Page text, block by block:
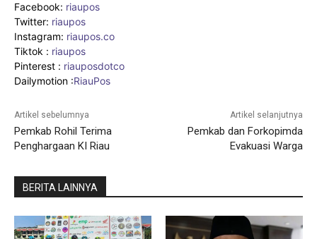
Facebook: riaupos
Twitter: riaupos
Instagram: riaupos.co
Tiktok : riaupos
Pinterest : riauposdotco
Dailymotion :RiauPos
Artikel sebelumnya
Pemkab Rohil Terima
Penghargaan KI Riau
Artikel selanjutnya
Pemkab dan Forkopimda
Evakuasi Warga
BERITA LAINNYA